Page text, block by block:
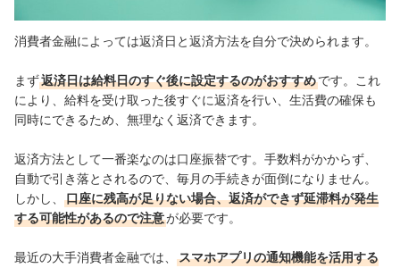
消費者金融によっては返済日と返済方法を自分で決められます。
まず返済日は給料日のすぐ後に設定するのがおすすめです。これ
により、給料を受け取った後すぐに返済を行い、生活費の確保も
同時にできるため、無理なく返済できます。
返済方法として一番楽なのは口座振替です。手数料がかからず、
自動で引き落とされるので、毎月の手続きが面倒になりません。
しかし、
口座に残高が足りない場合、返済ができず延滞料が発生
する可能性があるので注意が必要です。
最近の大手消費者金融では、
スマホアプリの通知機能を活用する